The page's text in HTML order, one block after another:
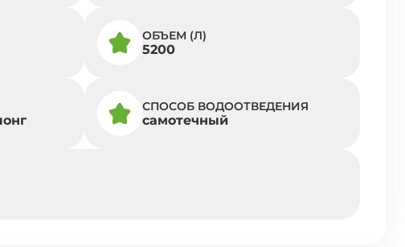
ОБЪЕМ (Л)
5200
СПОСОБ ВОДООТВЕДЕНИЯ
самотечный